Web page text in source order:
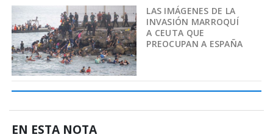
LAS IMÁGENES DE LA
INVASIÓN MARROQUÍ
A CEUTA QUE
PREOCUPAN A ESPAÑA
EN ESTA NOTA